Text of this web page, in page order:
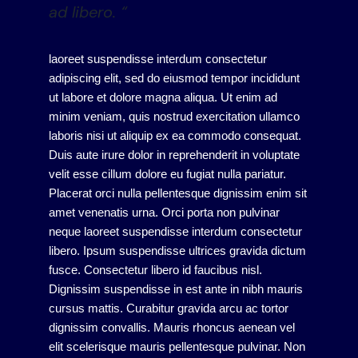
ad libero. “
laoreet suspendisse interdum consectetur
adipiscing elit, sed do eiusmod tempor incididunt
ut labore et dolore magna aliqua. Ut enim ad
minim veniam, quis nostrud exercitation ullamco
laboris nisi ut aliquip ex ea commodo consequat.
Duis aute irure dolor in reprehenderit in voluptate
velit esse cillum dolore eu fugiat nulla pariatur.
Placerat orci nulla pellentesque dignissim enim sit
amet venenatis urna. Orci porta non pulvinar
neque laoreet suspendisse interdum consectetur
libero. Ipsum suspendisse ultrices gravida dictum
fusce. Consectetur libero id faucibus nisl.
Dignissim suspendisse in est ante in nibh mauris
cursus mattis. Curabitur gravida arcu ac tortor
dignissim convallis. Mauris rhoncus aenean vel
elit scelerisque mauris pellentesque pulvinar. Non